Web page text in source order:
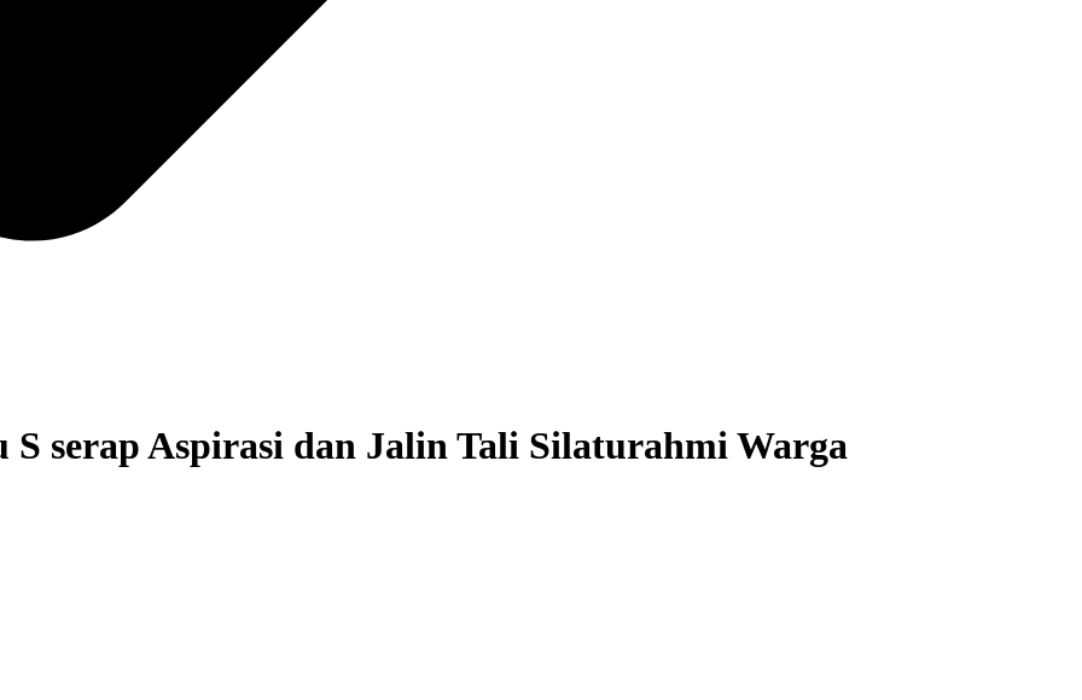
serap Aspirasi dan Jalin Tali Silaturahmi Warga